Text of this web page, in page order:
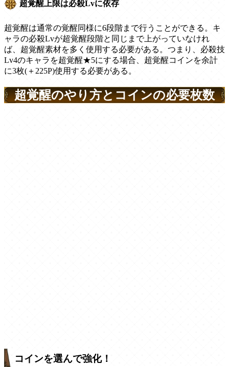
超覚醒上限は必殺Lvに依存
超覚醒は通常の覚醒同様に6段階まで行うことができる。キ
ャラの必殺Lvが超覚醒段階と同じまで上がっていなけれ
ば、超覚醒素材を多く使用する必要がある。つまり、必殺技
Lv4のキャラを超覚醒★5にする場合、超覚醒コインを余計
に3枚(＋225P)使用する必要がある。
超覚醒のやり方とコインの必要枚数
コインを選んで強化！